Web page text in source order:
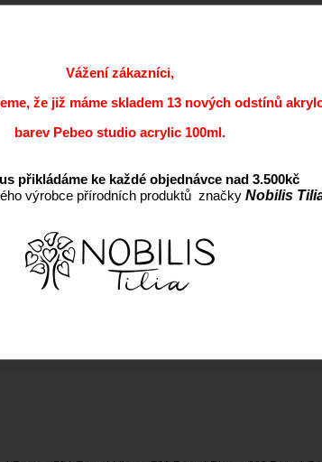
Dostupnost:
Vážení zákazníci,
že již máme skladem 13 nových odstínů
barev Pebeo studio acrylic 100ml.
přikládáme ke každé objednávce nad 3.500kč
výrobce přírodních produktů značky Nobilis